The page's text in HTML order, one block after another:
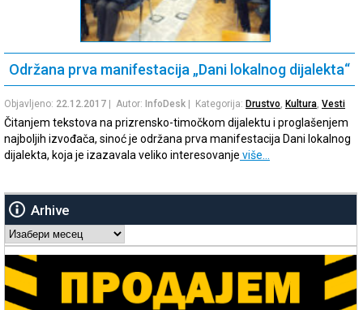
Održana prva manifestacija „Dani lokalnog dijalekta“
Objavljeno: 22.12.2017 | Autor: InfoDesk | Kategorija: Drustvo, Kultura, Vesti
Čitanjem tekstova na prizrensko-timočkom dijalektu i proglašenjem
najboljih izvođača, sinoć je održana prva manifestacija Dani lokalnog
dijalekta, koja je izazavala veliko interesovanje više…
Arhive
Arhive